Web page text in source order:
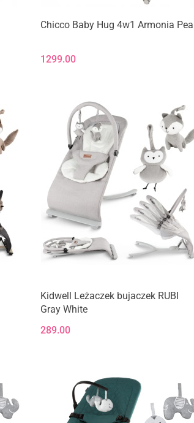
Chicco Baby Hug 4w1 Armonia
1299.00
Kidwell Leżaczek bujaczek RUBI
Gray White
289.00